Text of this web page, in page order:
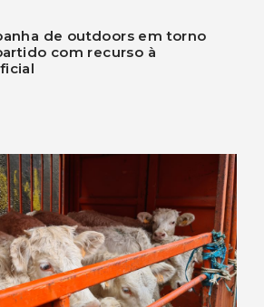
de outdoors em torno
com recurso à